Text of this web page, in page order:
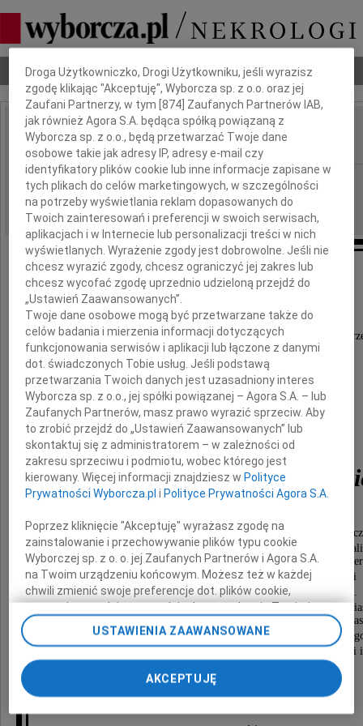
Nekrologi Odeszli Poradnik pogrzebowy
IMIĘ I NAZWISKO: Antoni Leszek Bielski
REGION: Lublin
DATA EMISJI: 13.02.2015
Serdeczne podziękowania
Wszystkim dzielącym z nami smutek
oraz uczestniczącym w mszy świętej i ceremonii
Antoniego Leszka
długoletniego Dyrektora Miejskiego Przedsiębiorstwa
oraz Miejskiego Przedsiębiorstwa Wodociągów i
Lublinie, współorganizatora Lubelskiego Przedsiębiorstwa
w Lublinie i organizatora Lubelskiej Fundacji
Ochrony Środowiska Naturalnego w Lublinie.
Odznaczonego za pracę zawodową i społeczną na rzecz
Krzyżem Kawalerskim OOP, Srebrnym Krzyżem
Odznaką za zasługi dla Województwa
Złotą Odznaką za zasługi dla Miasta Lublina oraz wieloma
resortowymi i regionalnymi
składa wdzięczna
Dbamy o Twoją prywatność
Droga Użytkowniczko, Drogi Użytkowniku, jeśli wyrazisz
zgodę klikając "Akceptuję", Wyborcza sp. z o.o. oraz jej
Zaufani Partnerzy, w tym [874 ] Zaufanych Partnerów IAB,
jak również Agora S.A. będąca spółką powiązaną z
Wyborcza sp. z o.o., będą przetwarzać Twoje dane
osobowe takie jak adresy IP, adresy e-mail czy
identyfikatory plików cookie lub inne informacje zapisane w
tych plikach do celów marketingowych, w szczególności
na potrzeby wyświetlania reklam dopasowanych do
Twoich zainteresowań i preferencji w swoich serwisach,
aplikacjach i w Internecie lub personalizacji treści w nich
wyświetlanych. Wyrażenie zgody jest dobrowolne. Jeśli nie
chcesz wyrazić zgody, chcesz ograniczyć jej zakres lub
chcesz wycofać zgodę uprzednio udzieloną przejdź do
„Ustawień Zaawansowanych”.
Twoje dane osobowe mogą być przetwarzane także do
celów badania i mierzenia informacji dotyczących
funkcjonowania serwisów i aplikacji lub łączone z danymi
dot. świadczonych Tobie usług. Jeśli podstawą
przetwarzania Twoich danych jest uzasadniony interes
Wyborcza sp. z o.o., jej spółki powiązanej – Agora S.A. – lub
Zaufanych Partnerów, masz prawo wyrazić sprzeciw. Aby
to zrobić przejdź do „Ustawień Zaawansowanych” lub
skontaktuj się z administratorem – w zależności od
zakresu sprzeciwu i podmiotu, wobec którego jest
kierowany. Więcej informacji znajdziesz w Polityce
Prywatności Wyborcza.pl i Polityce Prywatności Agora S.A.
Poprzez kliknięcie "Akceptuję" wyrażasz zgodę na
zainstalowanie i przechowywanie plików typu cookie
Wyborczej sp. z o. o. jej Zaufanych Partnerów i Agora S.A.
na Twoim urządzeniu końcowym. Możesz też w każdej
chwili zmienić swoje preferencje dot. plików cookie,
ponownie wywołując narzędzie do zarządzania Twoimi
preferencjami dot. przetwarzania danych poprzez
odnośnik „Ustawienia prywatności” w stopce serwisu i
Zmiana ustawień plików cookie możliwa jest także za
pomocą ustawień przeglądarki.
USTAWIENIA ZAAWANSOWANE
AKCEPTUJĘ